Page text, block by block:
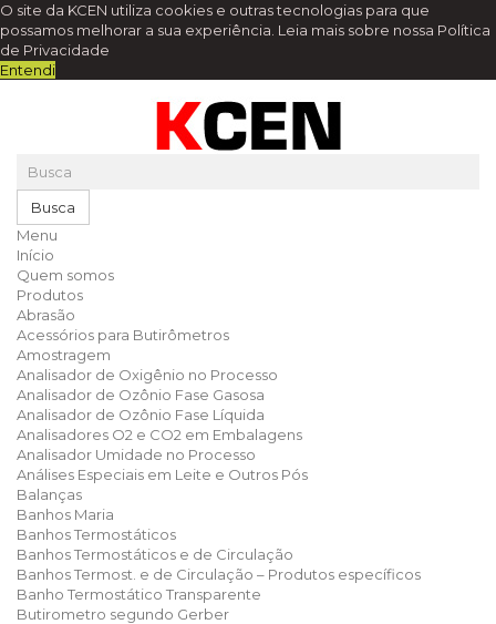
O site da KCEN utiliza cookies e outras tecnologias para que
possamos melhorar a sua experiência. Leia mais sobre nossa Política
de Privacidade
Entendi
Busca
Menu
Início
Quem somos
Produtos
Abrasão
Acessórios para Butirômetros
Amostragem
Analisador de Oxigênio no Processo
Analisador de Ozônio Fase Gasosa
Analisador de Ozônio Fase Líquida
Analisadores O2 e CO2 em Embalagens
Analisador Umidade no Processo
Análises Especiais em Leite e Outros Pós
Balanças
Banhos Maria
Banhos Termostáticos
Banhos Termostáticos e de Circulação
Banhos Termost. e de Circulação – Produtos específicos
Banho Termostático Transparente
Butirometro segundo Gerber